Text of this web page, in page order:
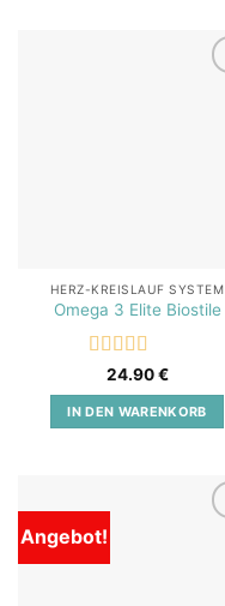
HERZ-KREISLAUF SYSTEM
Omega 3 Elite Biostile
Bewertet
mit5von 5
24.90€
IN DEN WARENKORB
Angebot!